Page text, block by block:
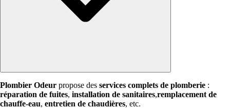
Plombier Odeur propose des services complets de plomberie :
réparation de fuites, installation de sanitaires,remplacement de
chauffe-eau, entretien de chaudières, etc.